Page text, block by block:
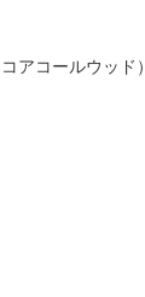
アコールウッド）